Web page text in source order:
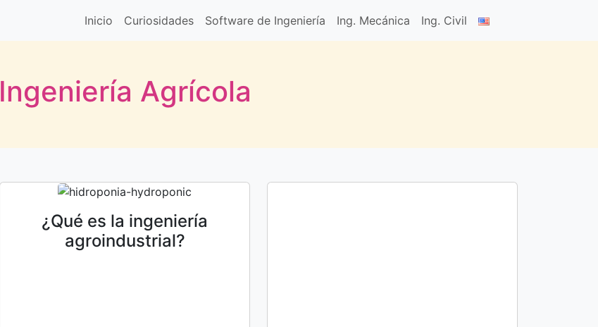
Inicio Curiosidades Software de Ingeniería Ing. Mecánica Ing. Civil
Ingeniería Agrícola
¿Qué es la ingeniería
agroindustrial?